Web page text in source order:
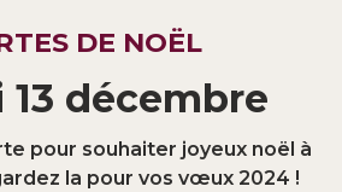
DE NOËL
décembre
pour souhaiter joyeux noël à
la pour vos vœux 2024 !